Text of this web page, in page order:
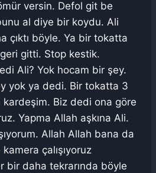
versin. Defol git be
al diye bir koydu. Ali
çıktı böyle. Ya bir tokatta
gitti. Stop kestik.
Ali? Yok hocam bir şey.
yok ya dedi. Bir tokatta 3
kardeşim. Biz dedi ona göre
Yapma Allah aşkına Ali.
Allah Allah bana da
çalışıyoruz
bir daha tekrarında böyle